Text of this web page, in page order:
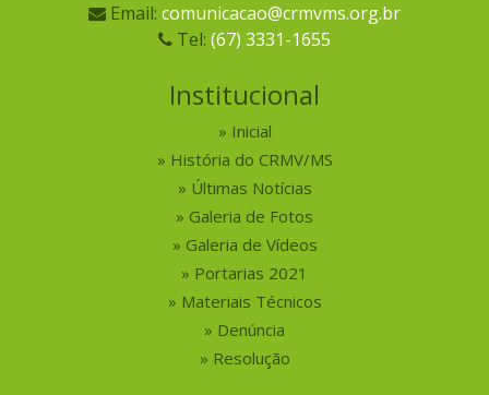
Email: comunicacao@crmvms.org.br
Tel: (67) 3331-1655
Institucional
Inicial
História do CRMV/MS
Últimas Notícias
Galeria de Fotos
Galeria de Vídeos
Portarias 2021
Materiais Técnicos
Denúncia
Resolução